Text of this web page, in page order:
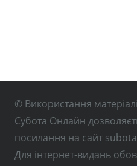
© Використання
Субота Онлайн
посилання на сайт
Для інтернет-видань